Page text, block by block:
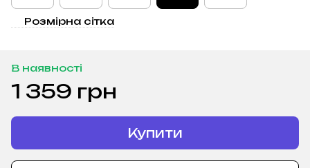
Розмірна сітка
В наявності
1 359 грн
Купити